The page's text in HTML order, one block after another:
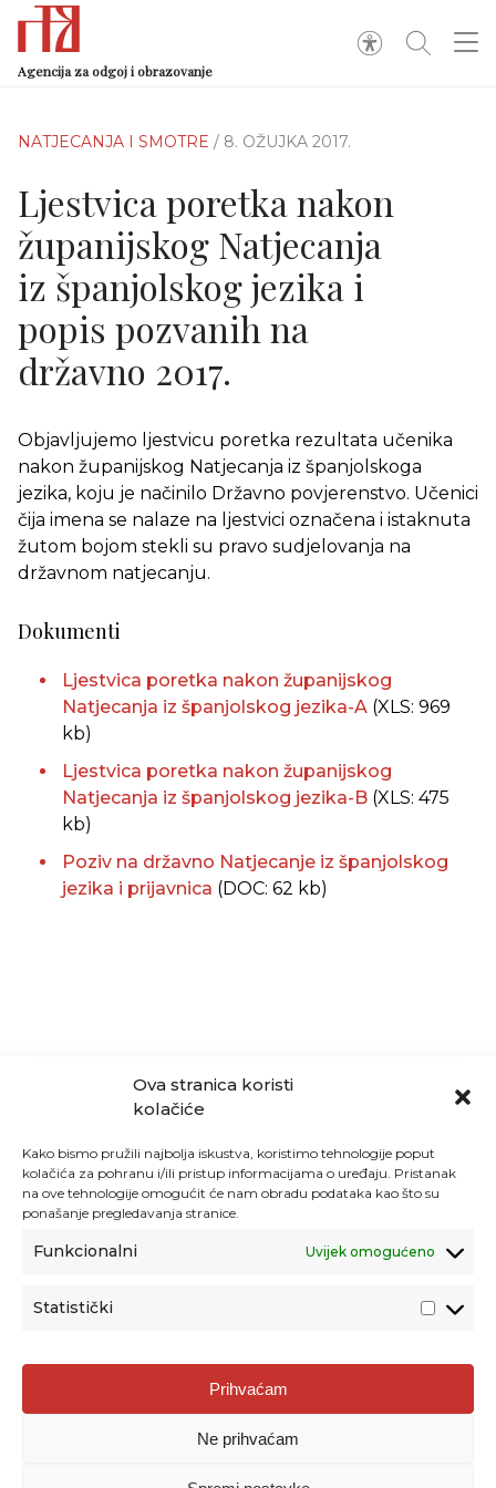
Ova stranica koristi
kolačiće
Kako bismo pružili najbolja iskustva, koristimo tehnologije poput
kolačića za pohranu i/ili pristup informacijama o uređaju. Pristanak
na ove tehnologije omogućit će nam obradu podataka kao što su
ponašanje pregledavanja stranice.
Funkcionalni Uvijek omogućeno
Statistički
Prihvaćam
Ne prihvaćam
Agencija za odgoj i obrazovanje
NATJECANJA I SMOTRE / 8. OŽUJKA 2017.
Ljestvica poretka nakon
županijskog Natjecanja
iz španjolskog jezika i
popis pozvanih na
državno 2017.
Objavljujemo ljestvicu poretka rezultata učenika
nakon županijskog Natjecanja iz španjolskoga
jezika, koju je načinilo Državno povjerenstvo. Učenici
čija imena se nalaze na ljestvici označena i istaknuta
žutom bojom stekli su pravo sudjelovanja na
državnom natjecanju.
Dokumenti
Ljestvica poretka nakon županijskog
Natjecanja iz španjolskog jezika-A (XLS: 969
kb)
Ljestvica poretka nakon županijskog
Natjecanja iz španjolskog jezika-B (XLS: 475
kb)
Poziv na državno Natjecanje iz španjolskog
jezika i prijavnica (DOC: 62 kb)
Agencija za odgoj i obrazovanje
Donje Svetice 38, 10000 Zagreb
1778129